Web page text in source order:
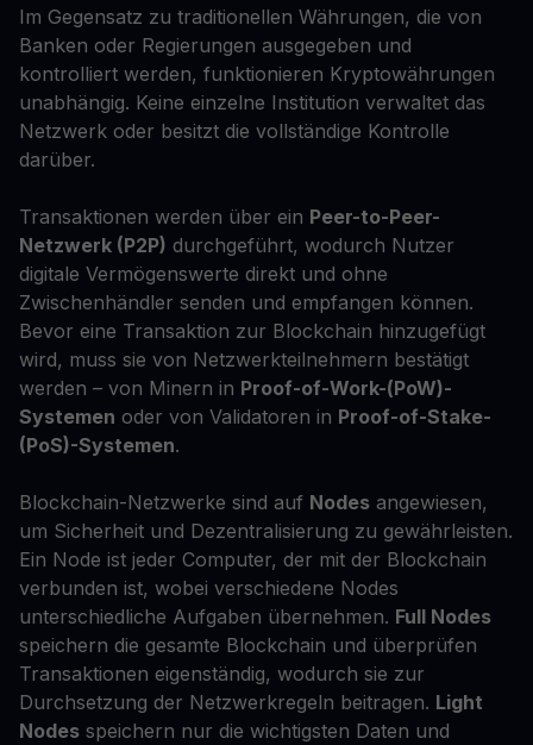
Im Gegensatz zu traditionellen Währungen, die von
Banken oder Regierungen ausgegeben und
kontrolliert werden, funktionieren Kryptowährungen
unabhängig. Keine einzelne Institution verwaltet das
Netzwerk oder besitzt die vollständige Kontrolle
darüber.
Transaktionen werden über ein Peer-to-Peer-
Netzwerk (P2P) durchgeführt, wodurch Nutzer
digitale Vermögenswerte direkt und ohne
Zwischenhändler senden und empfangen können.
Bevor eine Transaktion zur Blockchain hinzugefügt
wird, muss sie von Netzwerkteilnehmern bestätigt
werden – von Minern in Proof-of-Work-(PoW)-
Systemen oder von Validatoren in Proof-of-Stake-
(PoS)-Systemen.
Blockchain-Netzwerke sind auf Nodes angewiesen,
um Sicherheit und Dezentralisierung zu gewährleisten.
Ein Node ist jeder Computer, der mit der Blockchain
verbunden ist, wobei verschiedene Nodes
unterschiedliche Aufgaben übernehmen. Full Nodes
speichern die gesamte Blockchain und überprüfen
Transaktionen eigenständig, wodurch sie zur
Durchsetzung der Netzwerkregeln beitragen. Light
Nodes speichern nur die wichtigsten Daten und